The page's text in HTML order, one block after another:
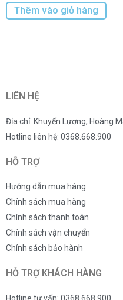
Thêm vào giỏ hàng
LIÊN HỆ
Địa chỉ: Khuyến Lương, Hoàng
Hotline liên hệ: 0368.668.900
HỖ TRỢ
Hướng dẫn mua hàng
Chính sách mua hàng
Chính sách thanh toán
Chính sách vận chuyển
Chính sách bảo hành
HỖ TRỢ KHÁCH HÀNG
Hotline tư vấn: 0368.668.900